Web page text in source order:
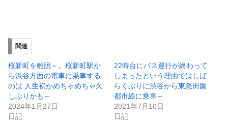
ウ
ィ
ン
ウ
で
開
き
ま
す
)
い
(
新
し
い
ィ
ン
関連
桜新町を離脱～。桜新町駅か
ら渋谷方面の電車に乗車する
のは 人生初かめちゃめちゃ久
しぶりかも～
2024年1月27日
日記
22時台にバス運行が終わって
しまったという理由ではしば
らくぶりに渋谷から東急田園
都市線に乗車～
2021年7月10日
日記